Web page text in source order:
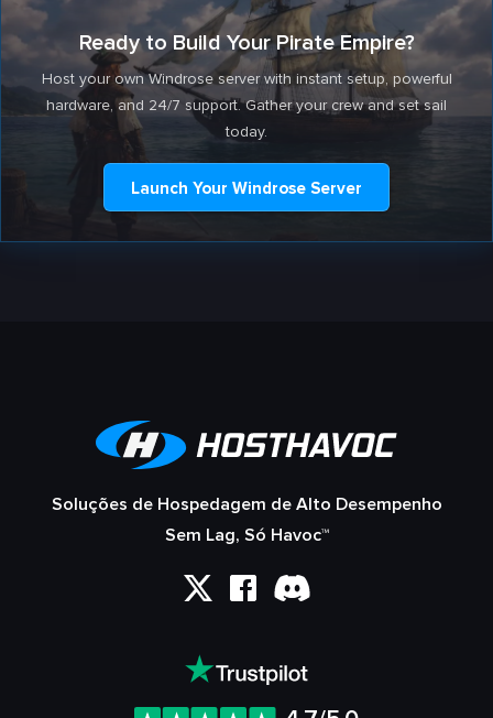
Ready to Build Your Pirate Empire?
Host your own Windrose server with instant setup, powerful
hardware, and 24/7 support. Gather your crew and set sail
today.
Launch Your Windrose Server
Soluções de Hospedagem de Alto Desempenho
Sem Lag, Só Havoc™